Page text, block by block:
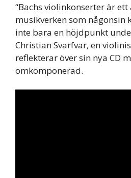
“Bachs violinkonserter är
musikverken som någonsin
inte bara en höjdpunkt
Christian Svarfvar, en
reflekterar över sin nya CD
omkomponerad.